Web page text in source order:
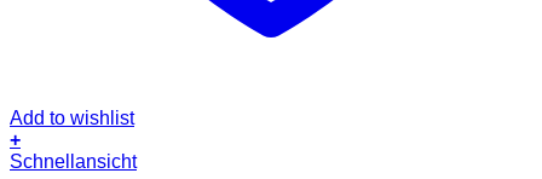
Add to wishlist
+
Dieses
Schnellansicht